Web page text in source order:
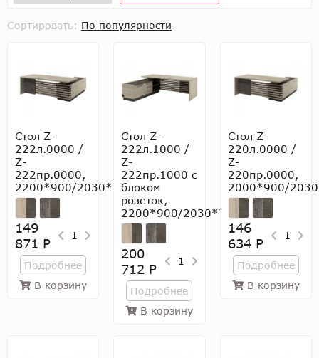
Сортировать: По популярности
Стол Z-
222л.0000 /
Z-
222пр.0000,
2200*900/2030*750
149
871 Р
1
Подробнее
В корзину
Стол Z-
222л.1000 /
Z-
222пр.1000 с
блоком
розеток,
2200*900/2030*750
200
712 Р
1
Подробнее
В корзину
Стол Z-
220л.0000 /
Z-
220пр.0000,
2000*900/
146
634 Р
1
Подробнее
В корзину